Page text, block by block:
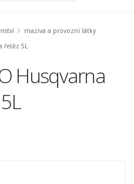
maziva a provozní látky
řetěz 5L
Husqvarna